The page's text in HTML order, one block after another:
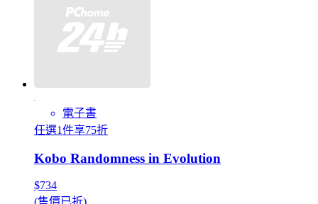
電子書
任選1件享75折
Kobo Randomness in Evolution
$734